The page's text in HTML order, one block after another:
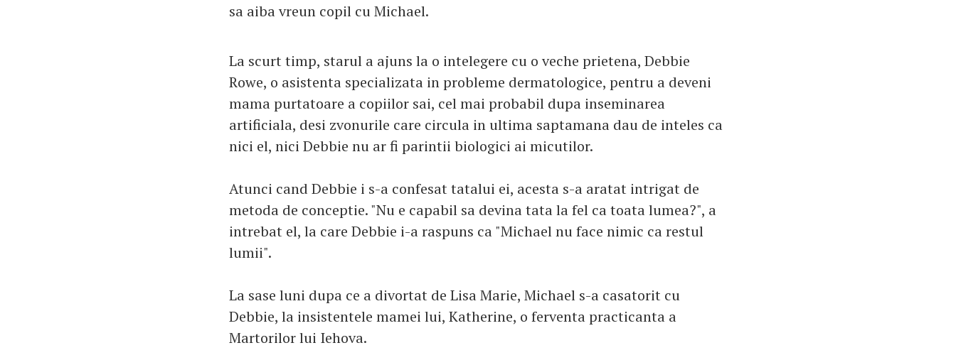
sa aiba vreun copil cu Michael.
La scurt timp, starul a ajuns la o intelegere cu o veche prietena, Debbie
Rowe, o asistenta specializata in probleme dermatologice, pentru a deveni
mama purtatoare a copiilor sai, cel mai probabil dupa inseminarea
artificiala, desi zvonurile care circula in ultima saptamana dau de inteles ca
nici el, nici Debbie nu ar fi parintii biologici ai micutilor.
Atunci cand Debbie i s-a confesat tatalui ei, acesta s-a aratat intrigat de
metoda de conceptie. "Nu e capabil sa devina tata la fel ca toata lumea?", a
intrebat el, la care Debbie i-a raspuns ca "Michael nu face nimic ca restul
lumii".
La sase luni dupa ce a divortat de Lisa Marie, Michael s-a casatorit cu
Debbie, la insistentele mamei lui, Katherine, o ferventa practicanta a
Martorilor lui Iehova.